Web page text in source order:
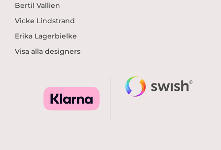
Bertil Vallien
Vicke Lindstrand
Erika Lagerbielke
Visa alla designers